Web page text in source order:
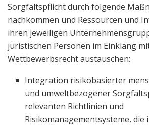
Sorgfaltspflicht durch folgende
nachkommen und Ressourcen und
ihren jeweiligen
juristischen Personen im Einklang
Wettbewerbsrecht austauschen:
Integration risikobasierter
und umweltbezogener
relevanten Richtlinien und
Risikomanagementsysteme, die